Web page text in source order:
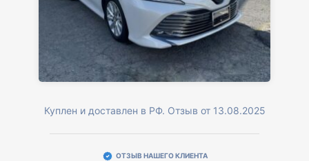
Куплен и доставлен в РФ. Отзыв от 13.08.2025
ОТЗЫВ НАШЕГО КЛИЕНТА